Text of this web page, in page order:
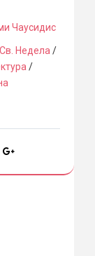
Чаусидис
Св. Недела /
/